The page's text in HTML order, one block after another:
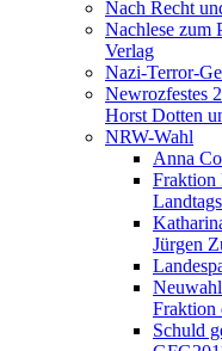
Nach Recht
Nachlese zum
Verlag
Nazi-Terror-
Newrozfestes
Horst Dotten
NRW-Wahl
Anna
Jürgen
Schuld